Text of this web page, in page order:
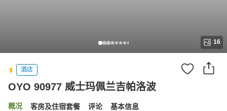
16
酒店
OYO 90977 威士玛佩兰吉帕洛波
概况 客房及住宿套餐 评论 基本信息